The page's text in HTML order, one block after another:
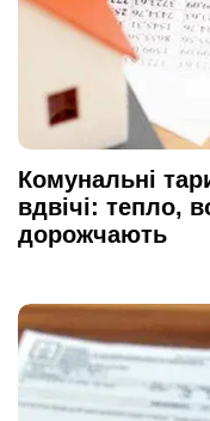
Комунальні
вдвічі: тепло,
дорожчають